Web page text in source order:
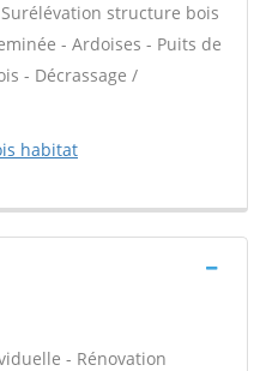
structure bois
- Ardoises - Puits de
- Décrassage /
habitat
- Rénovation